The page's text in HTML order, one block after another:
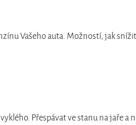
Vašeho auta. Možností, jak snížit
Přespávat ve stanu na jaře a